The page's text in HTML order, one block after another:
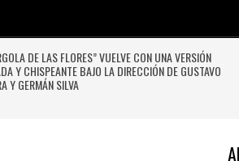
DE CHILE VENCE CON SUFRIMIENTO A AUDAX
Y SE INSTALA EN LA PELEA POR EL SEGUNDO LUGAR